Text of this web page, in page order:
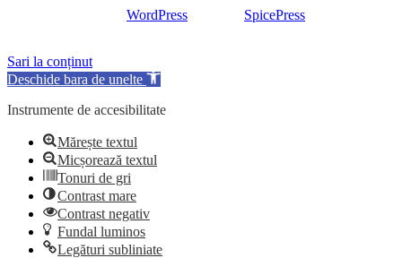
WordPress SpicePress
Sari la conținut
Deschide bara de unelte
Instrumente de accesibilitate
Mărește textul
Micșorează textul
Tonuri de gri
Contrast mare
Contrast negativ
Fundal luminos
Legături subliniate